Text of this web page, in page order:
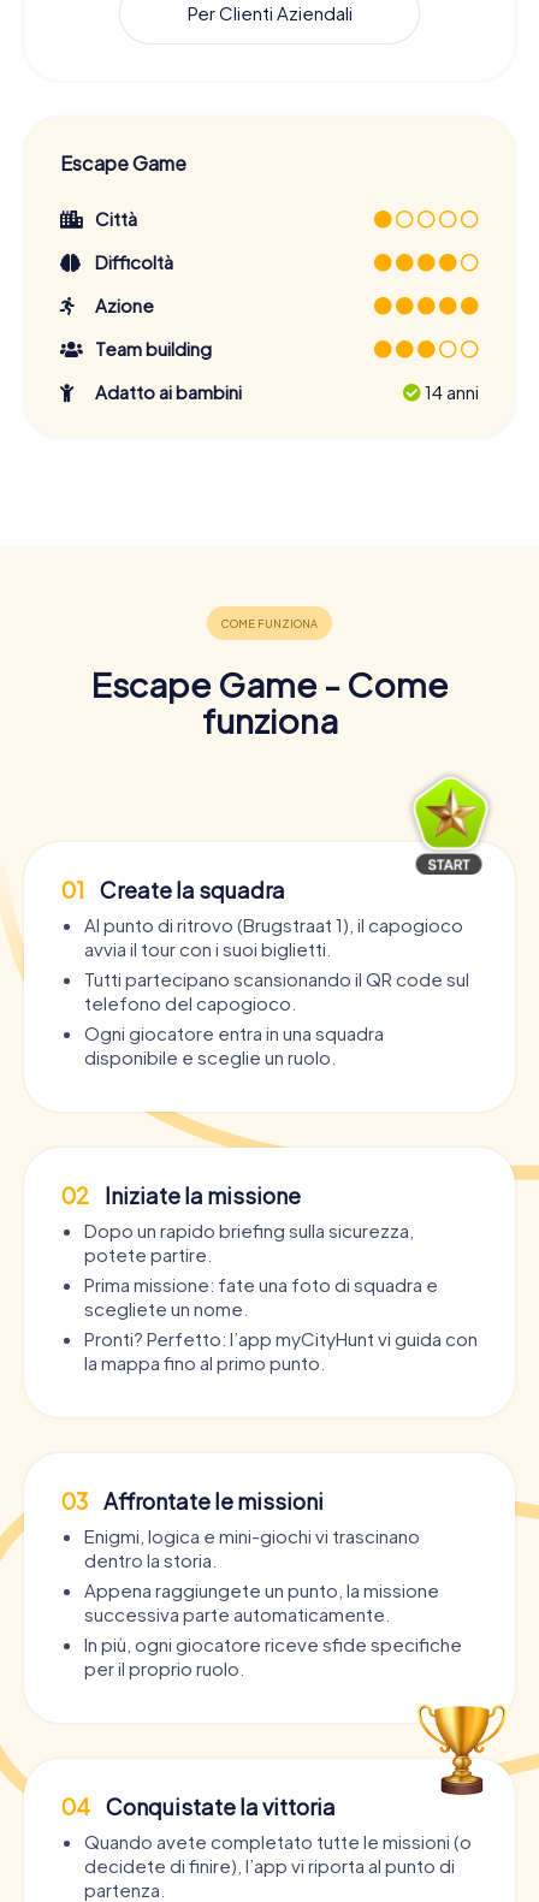
Per Clienti Aziendali
Escape Game
Città
Difficoltà
Azione
Team building
Adatto ai bambini
14 anni
Escape Game - Come
funziona
01 Create la squadra
Al punto di ritrovo (Brugstraat 1), il capogioco
avvia il tour con i suoi biglietti.
Tutti partecipano scansionando il QR code sul
telefono del capogioco.
Ogni giocatore entra in una squadra
disponibile e sceglie un ruolo.
02 Iniziate la missione
Dopo un rapido briefing sulla sicurezza,
potete partire.
Prima missione: fate una foto di squadra e
scegliete un nome.
Pronti? Perfetto: l’app myCityHunt vi guida con
la mappa fino al primo punto.
03 Affrontate le missioni
Enigmi, logica e mini-giochi vi trascinano
dentro la storia.
Appena raggiungete un punto, la missione
successiva parte automaticamente.
In più, ogni giocatore riceve sfide specifiche
per il proprio ruolo.
04 Conquistate la vittoria
Quando avete completato tutte le missioni (o
decidete di finire), l’app vi riporta al punto di
partenza.